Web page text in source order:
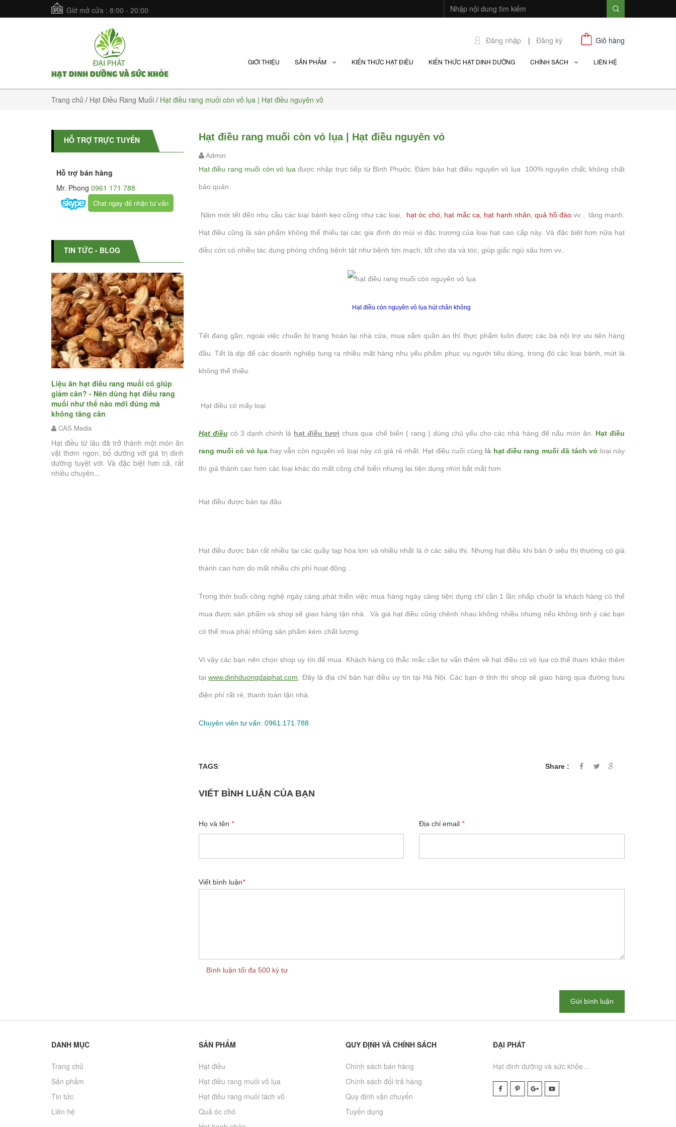
Giờ mở cửa : 8:00 - 20:00
Đăng nhập | Đăng ký Giỏ hàng
GIỚI THIỆU SẢN PHẨM KIẾN THỨC HẠT ĐIỀU KIẾN THỨC HẠT DINH DƯỠNG CHÍNH SÁCH LIÊN HỆ
Trang chủ / Hạt Điều Rang Muối / Hạt điều rang muối còn vỏ lụa | Hạt điều nguyên vỏ
HỖ TRỢ TRỰC TUYẾN
Hỗ trợ bán hàng
Mr. Phong 0961 171 788
Chat ngay để nhận tư vấn
TIN TỨC - BLOG
Liệu ăn hạt điều rang muối có giúp
giảm cân? - Nên dùng hạt điều rang
muối như thế nào mới đúng mà
không tăng cân
CAS Media
Hạt điều từ lâu đã trở thành một món ăn
vặt thơm ngon, bổ dưỡng với giá trị dinh
dưỡng tuyệt vời. Và đặc biệt hơn cả, rất
nhiều chuyên...
Bật mí ăn uống Tết 2021 không lo
CAS Media
người nghỉ ngơi sau một năm nỗ lực làm
việc. Đây là thời gian rất tốt để thư giãn,
thả lỏng và tận...
Ăn hạt điều thay cho các loại đồ ăn vặt
khác là một ý tưởng tuyệt vời bởi hạt điều
chứa nhiều dinh dưỡng và vô cùng thơm
thơm ngon. Dễ dàng tìm mua và sử dụng
chúng tôi nhận được...
ta bởi hương vị thơm ngon
vô cùng...
Hạt điều rang muối còn vỏ lụa | Hạt điều nguyên vỏ
Admin
Hạt điều rang muối còn vỏ lụa được nhập trực tiếp từ Bình Phước. Đảm bảo hạt điều nguyên vỏ lụa 100% nguyên chất, không chất
bảo quản.
Năm mới tết đến nhu cầu các loại bánh kẹo cũng như các loại, hạt óc chó, hạt mắc ca hạt hạnh nhân ,quả hồ đàovv... tăng mạnh.
Hạt điều cũng là sản phẩm không thể thiếu tại các gia đình do mùi vị đặc trương của loại hạt cao cấp này. Và đặc biệt hơn nữa hạt
điều còn có nhiều tác dụng phòng chống bệnh tật như bệnh tim mạch, tốt cho da và tóc, giúp giấc ngủ sâu hơn vv..
Hạt điều còn nguyên vỏ lụa hút chân không
Tết đang gần, ngoài việc chuẩn bị trang hoàn lại nhà cửa, mua sắm quần áo thì thực phẩm luôn được các bà nội trợ ưu tiên hàng
đầu. Tết là dịp để các doanh nghiệp tung ra nhiều mặt hàng nhu yếu phẩm phục vụ người tiêu dùng, trong đó các loại bánh, mứt là
không thể thiếu.
Hạt điều có mấy loại
Hạt điềucó 3 dạnh chính là hạt điều tươi chưa qua chế biến ( rang ) dùng chủ yếu cho các nhà hàng để nấu món ăn. Hạt điều
rang muối có vỏ lụa hay vẫn còn nguyên vỏ loại này có giá rẻ nhất. Hạt điều cuối cùng là hạt điều rang muối đã tách vỏ loại này
thì giá thành cao hơn các loại khác do mất công chế biến nhưng lại tiện dụng nhìn bắt mắt hơn
Hạt điều được bán tại đâu
Hạt điều được bán rất nhiều tại các quầy tạp hóa lơn và nhiều nhất là ở các siêu thị. Nhưng hạt điều khi bán ở siêu thị thường có giá
thành cao hơn do mất nhiều chi phí hoạt động .
Trong thời buổi công nghệ ngày càng phát triển việc mua hàng ngày càng tiện dụng chỉ cần 1 lần nhấp chuột là khách hàng có thể
mua được sản phẩm và shop sẽ giao hàng tận nhà. Và giá hạt điều cũng chênh nhau không nhiều nhưng nếu không tinh ý các bạn
có thể mua phải những sản phẩm kém chất lượng.
Vì vậy các bạn nên chọn shop uy tín để mua. Khách hàng có thắc mắc cần tư vấn thêm về hạt điều có vỏ lụa có thể tham khảo thêm
tạiwww.dinhduongdaiphat.com . Đây là địa chỉ bán hạt điều uy tín tại Hà Nội. Các bạn ở tỉnh thì shop sẽ giao hàng qua đường bưu
điện phí rất rẻ, thanh toán tận nhà.
Chuyên viên tư vấn: 0961.171.788
TAGS: Share :
VIẾT BÌNH LUẬN CỦA BẠN
Họ và tên * Địa chỉ email *
Viết bình luận*
Bình luận tối đa 500 ký tự
Gửi bình luận
DANH MỤC
Trang chủ
Sản phẩm
Tin tức
Liên hệ
SẢN PHẨM
Hạt điều
Hạt điều rang muối vỏ lụa
Hạt điều rang muối tách vỏ
Quả óc chó
QUY ĐỊNH VÀ CHÍNH SÁCH
Chính sách bán hàng
Chính sách đổi trả hàng
Quy định vận chuyển
Tuyển dụng
ĐẠI PHÁT
Hạt dinh dưỡng và sức khỏe...